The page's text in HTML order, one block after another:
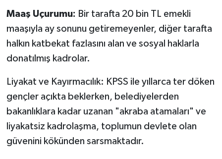
​Maaş Uçurumu: Bir tarafta 20 bin TL emekli
maaşıyla ay sonunu getiremeyenler, diğer tarafta
halkın katbekat fazlasını alan ve sosyal haklarla
donatılmış kadrolar.
​Liyakat ve Kayırmacılık: KPSS ile yıllarca ter döken
gençler açıkta beklerken, belediyelerden
bakanlıklara kadar uzanan "akraba atamaları" ve
liyakatsiz kadrolaşma, toplumun devlete olan
güvenini kökünden sarsmaktadır.